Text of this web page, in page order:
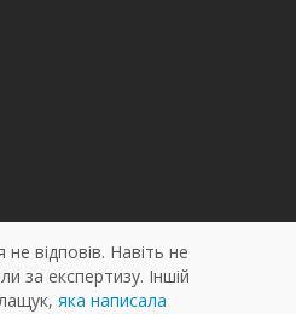
відповів. Навіть не
за експертизу. Іншій
яка написала